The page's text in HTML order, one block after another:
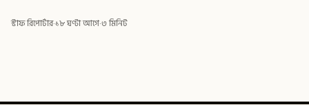
স্টাফ রিপোর্টার·১৮ ঘণ্টা আগে·৩ মিনিট